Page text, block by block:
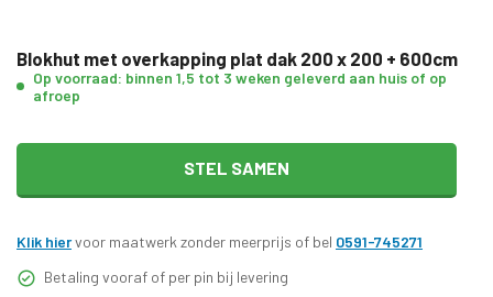
Blokhut met overkapping plat dak 200 x 200 + 600cm
Op voorraad: binnen 1,5 tot 3 weken geleverd aan huis of op
afroep
STEL SAMEN
Klik hiervoor maatwerk zonder meerprijs of bel 0591-745271
Betaling vooraf of per pin bij levering